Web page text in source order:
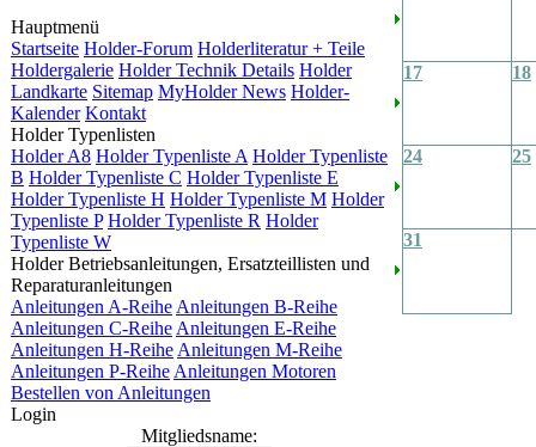
Hauptmenü
Startseite Holder-Forum Holderliteratur + Teile
Holdergalerie Holder Technik Details Holder
Landkarte Sitemap MyHolder News Holder-
Kalender Kontakt
Holder Typenlisten
Holder A8 Holder Typenliste A Holder Typenliste
B Holder Typenliste C Holder Typenliste E
Holder Typenliste H Holder Typenliste M Holder
Typenliste P Holder Typenliste R Holder
Typenliste W
Holder Betriebsanleitungen, Ersatzteillisten und
Reparaturanleitungen
Anleitungen A-Reihe Anleitungen B-Reihe
Anleitungen C-Reihe Anleitungen E-Reihe
Anleitungen H-Reihe Anleitungen M-Reihe
Anleitungen P-Reihe Anleitungen Motoren
Bestellen von Anleitungen
Login
Mitgliedsname:
17 18
24 25
31